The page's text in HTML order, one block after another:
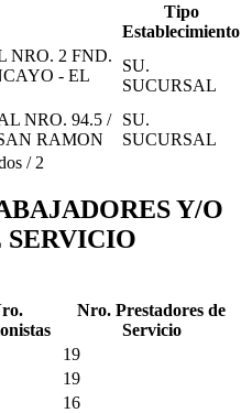
Tipo
Establecimiento
NRO. 2 FND.
- EL
SU.
SUCURSAL
NRO. 94.5 /
RAMON
SU.
SUCURSAL
/ 2
Y/O
SERVICIO
Nro. Prestadores de
Servicio
19
19
16